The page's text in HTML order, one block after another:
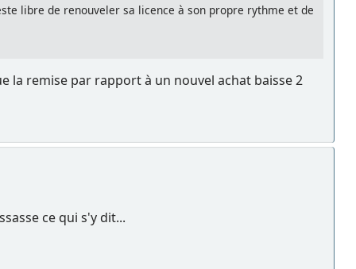
libre de renouveler sa licence à son propre rythme et de
la remise par rapport à un nouvel achat baisse 2
ce qui s'y dit...